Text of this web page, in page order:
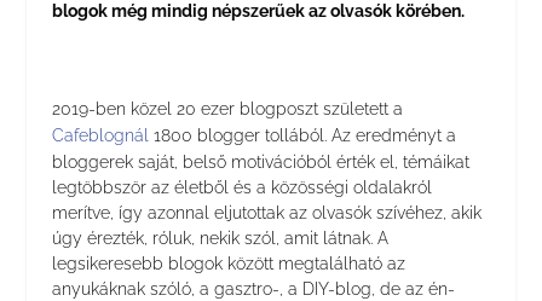
blogok még mindig népszerűek az olvasók körében.
2019-ben közel 20 ezer blogposzt született a
Cafeblognál1800 blogger tollából. Az eredményt a
bloggerek saját, belső motivációból érték el, témáikat
legtöbbször az életből és a közösségi oldalakról
merítve, így azonnal eljutottak az olvasók szívéhez, akik
úgy érezték, róluk, nekik szól, amit látnak. A
legsikeresebb blogok között megtalálható az
anyukáknak szóló, a gasztro-, a DIY-blog, de az én-